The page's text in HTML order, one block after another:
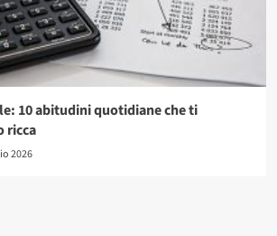
10 abitudini quotidiane che ti
ricca
2026